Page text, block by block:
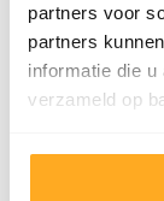
partners voor
partners
informatie die
verzameld op
meedenkend
personeel!